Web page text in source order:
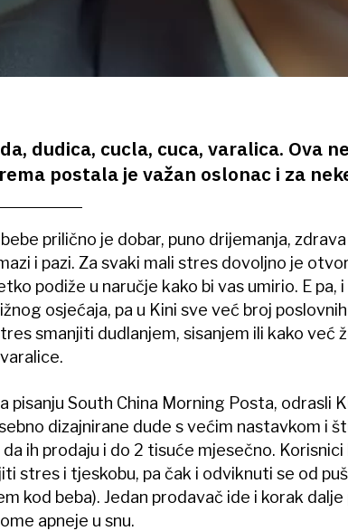
dudica, cucla, cuca, varalica. Ova
postala je važan oslonac i za
prilično je dobar, puno drijemanja,
i pazi. Za svaki mali stres dovoljno je
podiže u naručje kako bi vas umirio. E pa,
osjećaja, pa u Kini sve već broj
smanjiti dudlanjem, sisanjem ili kako već
pisanju South China Morning Posta, odrasli
dizajnirane dude s većim nastavkom i
ih prodaju i do 2 tisuće mjesečno. Korisnici
stres i tjeskobu, pa čak i odviknuti se od
kod beba). Jedan prodavač ide i korak
apneje u snu.